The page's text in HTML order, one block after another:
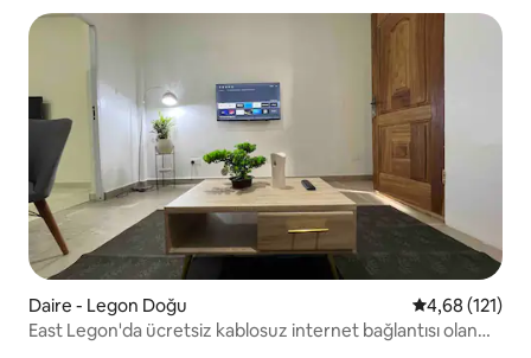
Daire - Legon Doğu 5 üzerinden
4,68 (121)
East Legon'da ücretsiz kablosuz internet bağlantısı olan